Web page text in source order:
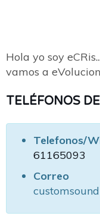
Hola yo soy
vamos a
TELÉFONOS
Telefonos/
61165093
Correo